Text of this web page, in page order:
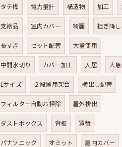
タテ桟 電力量計 構造物 加工
支給品 室内カバー 綺麗 担ぎ降し
長すぎ セット配管 大量使用
中間水切り カバー加工 入居 大
Lサイズ ２段置用架台 横出し配管
フィルター自動お掃除 屋外排出
ダストボックス 背板 買替
パナソニック オミット 屋内カバー